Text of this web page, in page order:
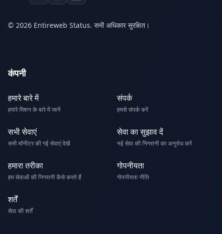
© 2026 Entireweb Status. सभी अधिकार सुरक्षित।
कंपनी
हमारे बारे में
हमारे मिशन के बारे में जानें
संपर्क
हमसे संपर्क करें
सभी सेवाएं
सभी मॉनीटर की गई सेवाएं देखें
सेवा का सुझाव दें
नई सेवा की निगरानी का अनुरोध करें
हमारा तरीका
हम सेवाओं की निगरानी कैसे करते हैं
गोपनीयता
गोपनीयता नीति
शर्तें
सेवा की शर्तें